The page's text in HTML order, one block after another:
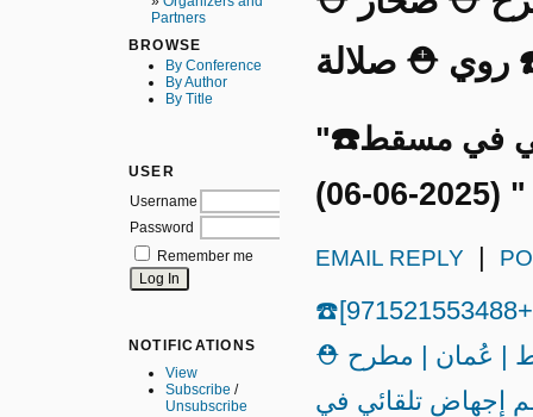
Partners
BROWSE
By Conference
By Author
By Title
USER
Username
Password
Remember me
NOTIFICATIONS
View
Subscribe /
Unsubscribe
☎️
"☎️احصل على طقم إجهاض تلقائي في مسقط
EMAIL REPLY
☎️احصل على طقم إجهاض تلقائي في مسقط [+971521553488]
| عُمان | مطرح ⛑️
تلقائي في